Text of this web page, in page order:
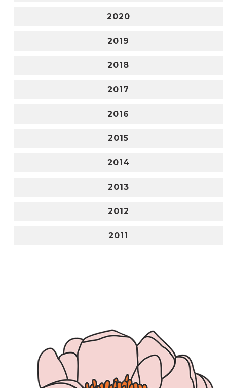
2020
2019
2018
2017
2016
2015
2014
2013
2012
2011